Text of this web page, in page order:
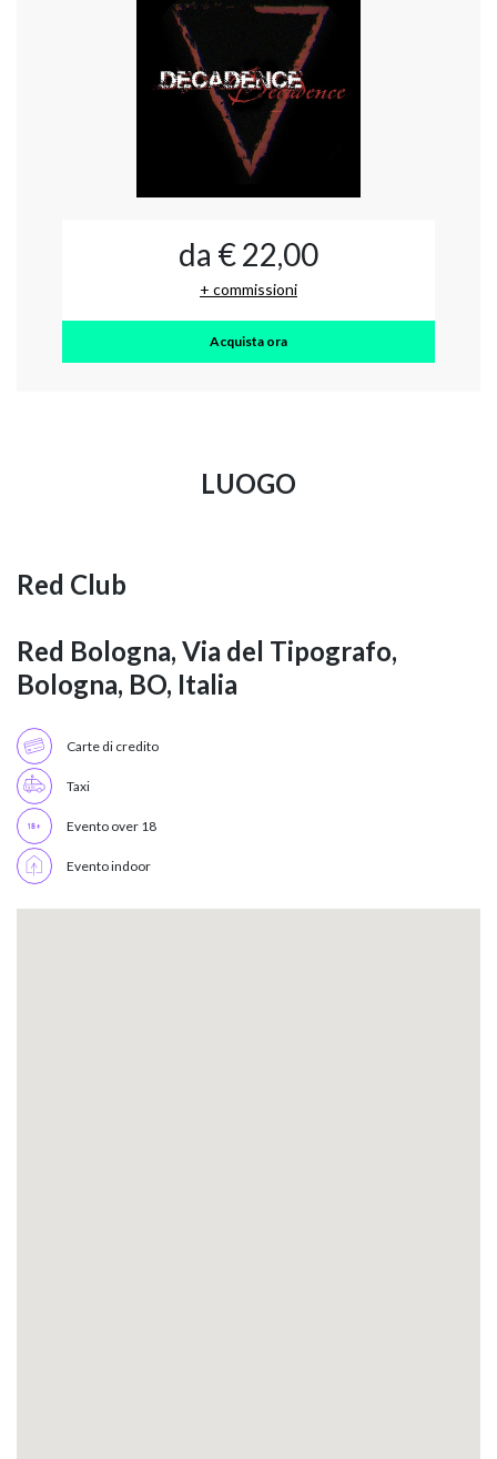
da € 22,00
+ commissioni
Acquista ora
LUOGO
Red Club
Red Bologna, Via del Tipografo,
Bologna, BO, Italia
Carte di credito
Taxi
Evento over 18
Evento indoor